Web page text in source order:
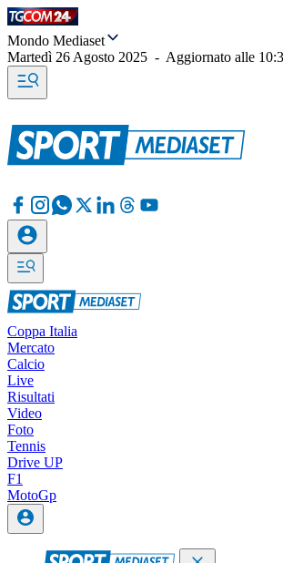
Mondo Mediaset
Martedì 26 Agosto 2025 - Aggiornato alle
Coppa Italia
Mercato
Calcio
Live
Risultati
Video
Foto
Tennis
Drive UP
F1
MotoGp